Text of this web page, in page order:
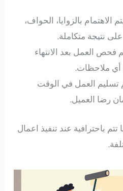
بالزوايا، الحواف،
نتيجة متكاملة.
فحص العمل بعد الانتهاء
أي ملاحظات.
تسليم العمل في الوقت
رضا العميل.
تتم باحترافية عند تنفيذ اعمال